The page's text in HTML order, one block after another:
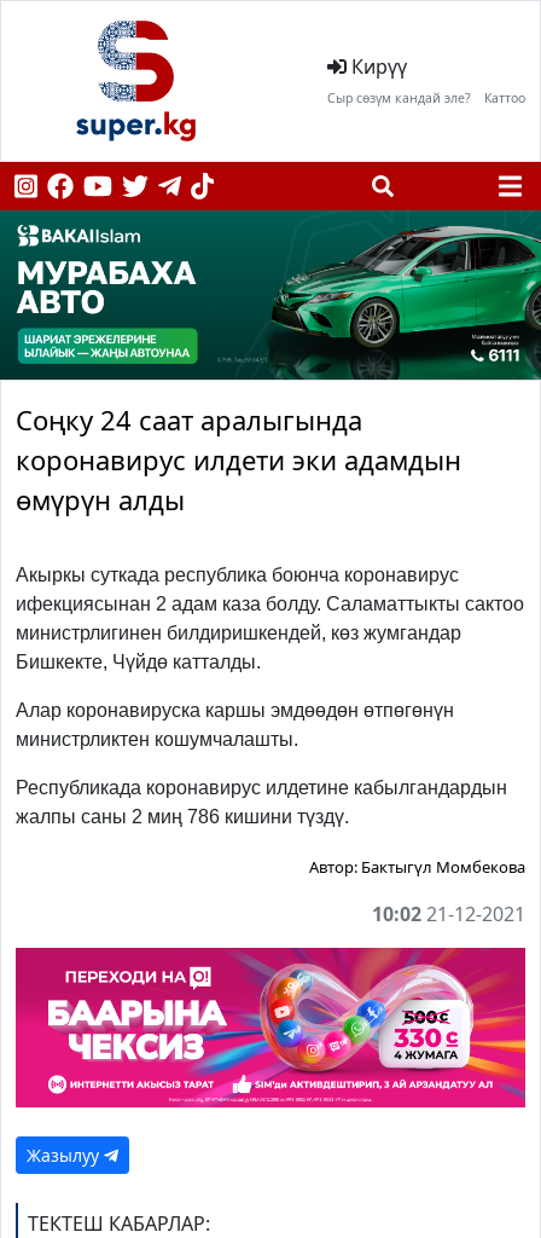
Кирүү
Сыр сөзүм кандай эле? Каттоо
Соңку 24 саат аралыгында
коронавирус илдети эки адамдын
өмүрүн алды
Акыркы суткада республика боюнча коронавирус
ифекциясынан 2 адам каза болду. Саламаттыкты сактоо
министрлигинен билдиришкендей, көз жумгандар
Бишкекте, Чүйдө катталды.
Алар коронавируска каршы эмдөөдөн өтпөгөнүн
министрликтен кошумчалашты.
Республикада коронавирус илдетине кабылгандардын
жалпы саны 2 миң 786 кишини түздү.
Автор: Бактыгүл Момбекова
10:0221-12-2021
Жазылуу
ТЕКТЕШ КАБАРЛАР: